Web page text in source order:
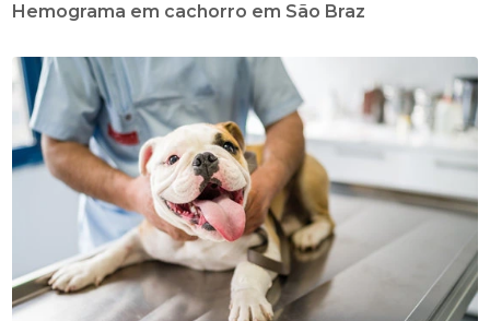
Hemograma em cachorro em São Braz